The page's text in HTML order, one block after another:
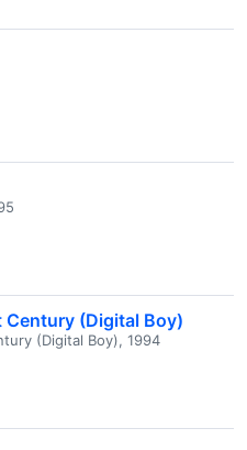
Century (Digital Boy)
(Digital Boy), 1994